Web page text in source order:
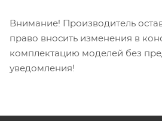
Внимание! Производитель
право вносить изменения в
комплектацию моделей без
уведомления!